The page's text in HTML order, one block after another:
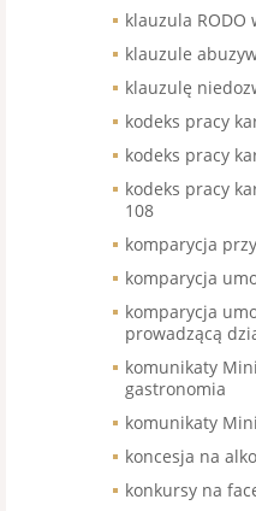
klauzula RODO
klauzule
klauzulę
kodeks pracy
kodeks pracy
kodeks pracy
108
komparycja
komparycja
komparycja
prowadzącą
komunikaty
gastronomia
komunikaty
koncesja na
konkursy na